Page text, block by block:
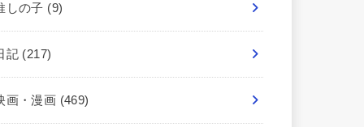
しの子 (9)
記 (217)
画・漫画 (469)